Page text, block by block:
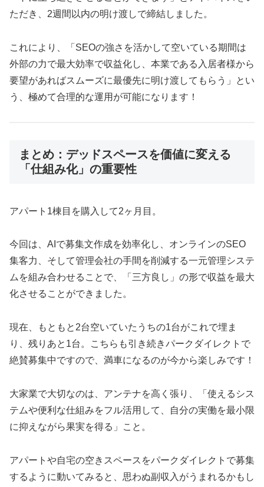
ただき、2週間以内の明け渡しで締結しました。
これにより、「SEOの強さを活かして空いている期間は
外部の力で最大効率で収益化し、本業である入居者様から
要望があればスムーズに最優先に明け渡してもらう」とい
う、極めて合理的な運用が可能になります！
まとめ：デッドスペースを価値に変える
「仕組み化」の重要性
アパート1棟目を購入して2ヶ月目。
今回は、AIで募集文作成を効率化し、オンラインのSEO
集客力、そして管理会社の手間を削減する一元管理システ
ムを組み合わせることで、「三方良し」の形で収益を最大
化させることができました。
現在、もともと2台空いていたうちの1台がこれで埋ま
り、残りあと1台。こちらも引き続きパークダイレクトで
絶賛募集中ですので、満車になるのが今から楽しみです！
大家業で大切なのは、アンテナを高く張り、「使えるシス
テムや便利な仕組みをフル活用して、自分の実働を最小限
に抑えながら果実を得る」こと。
アパートや自宅の空きスペースをパークダイレクトで募集
するように動いてみると、思わぬ副収入がうまれるかもし